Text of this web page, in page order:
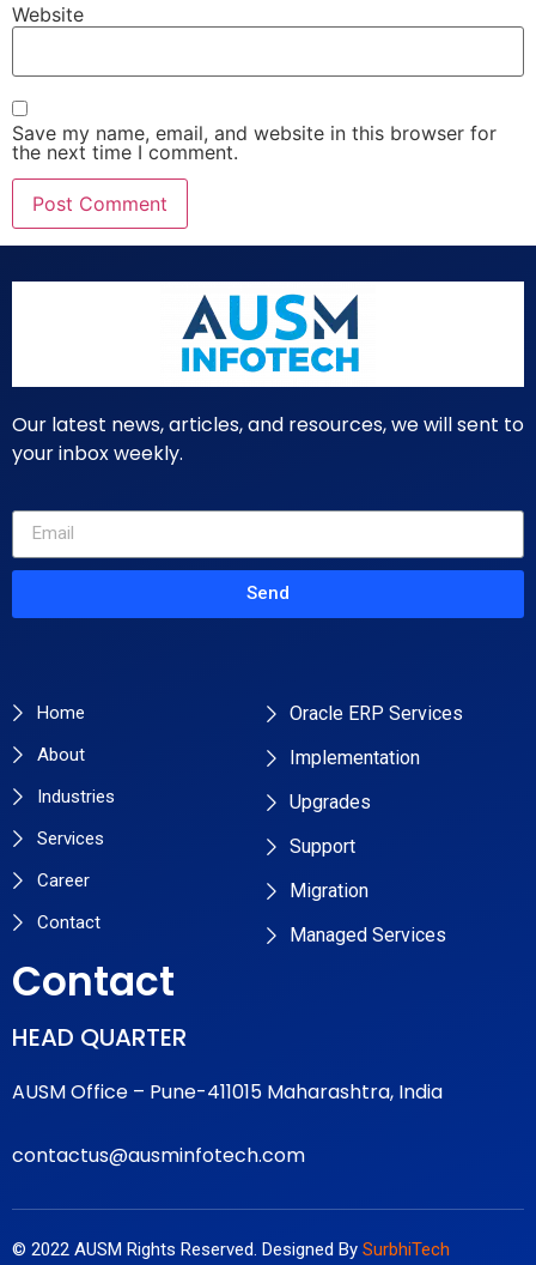
Website
Save my name, email, and website in this browser for
the next time I comment.
Our latest news, articles, and resources, we will sent to
your inbox weekly.
Send
Home
About
Industries
Services
Career
Contact
Oracle ERP Services
Implementation
Upgrades
Support
Migration
Managed Services
Contact
HEAD QUARTER
AUSM Office – Pune-411015 Maharashtra, India
contactus@ausminfotech.com
© 2022 AUSM Rights Reserved. Designed By SurbhiTech